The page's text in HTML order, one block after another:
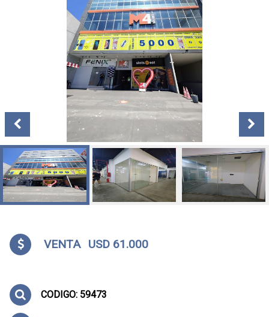
VENTA USD 61.000
CODIGO: 59473